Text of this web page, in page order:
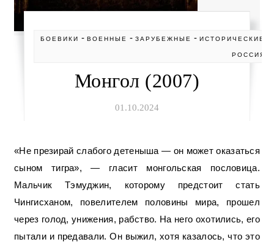
БОЕВИКИ -ВОЕННЫЕ -ЗАРУБЕЖНЫЕ -ИСТОРИЧЕСКИЕ
РОССИЯ
Монгол (2007)
01.10.2024
«Не презирай слабого детеныша — он может оказаться
сыном тигра», — гласит монгольская пословица.
Мальчик Тэмуджин, которому предстоит стать
Чингисханом, повелителем половины мира, прошел
через голод, унижения, рабство. На него охотились, его
пытали и предавали. Он выжил, хотя казалось, что это